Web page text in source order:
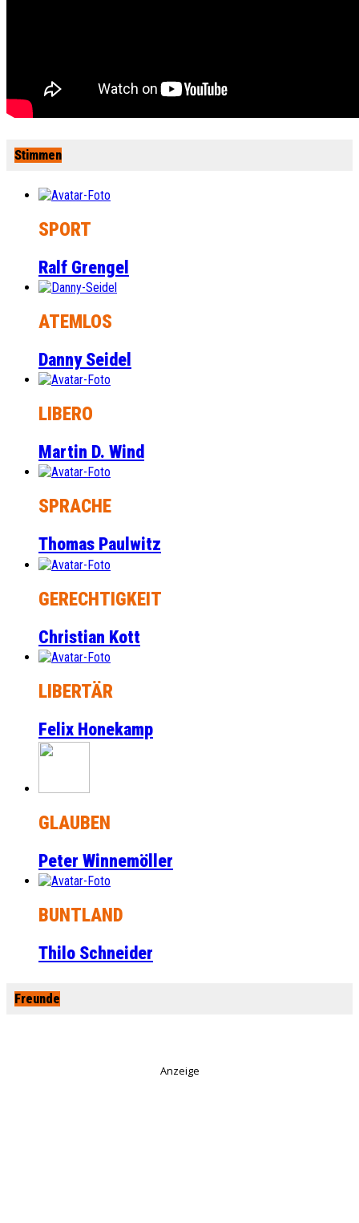
Stimmen
SPORT
Ralf Grengel
ATEMLOS
Danny Seidel
LIBERO
Martin D. Wind
SPRACHE
Thomas Paulwitz
GERECHTIGKEIT
Christian Kott
LIBERTÄR
Felix Honekamp
GLAUBEN
Peter Winnemöller
BUNTLAND
Thilo Schneider
Freunde
Anzeige